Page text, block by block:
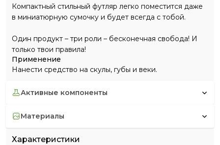
Компактный стильный футляр легко поместится даже
в миниатюрную сумочку и будет всегда с тобой.
Один продукт – три роли – бесконечная свобода! И
только твои правила!
Применение
Нанести средство на скулы, губы и веки.
активные компоненты
материалы
Характеристики